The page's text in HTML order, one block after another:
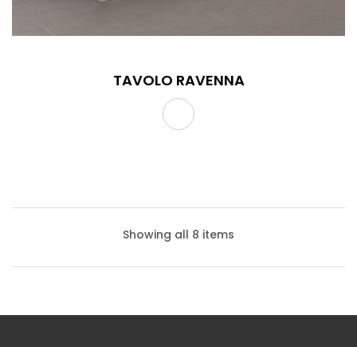
TAVOLO RAVENNA
Showing all 8 items